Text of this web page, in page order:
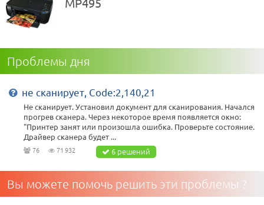
Проблемы дня
не сканирует, Code:2,140,21
Не сканирует. Установил документ для сканирования. Начался
прогрев сканера. Через некоторое время появляется окно:
"Принтер занят или произошла ошибка. Проверьте состояние.
Драйвер сканера будет ...
76 71 932 6 решений
Вы можете помочь решить эти проблемы ?